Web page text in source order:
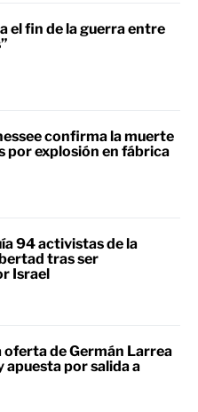
el fin de la guerra entre
confirma la muerte
por explosión en fábrica
94 activistas de la
tras ser
Israel
oferta de Germán Larrea
apuesta por salida a